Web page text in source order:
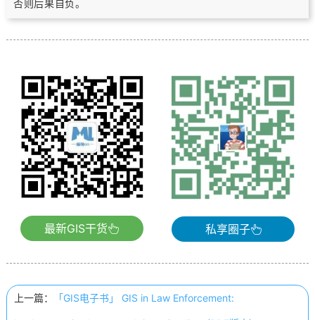
否则后果自负。
最新GIS干货 私享圈子
上一篇： 「GIS电子书」 GIS in Law Enforcement: